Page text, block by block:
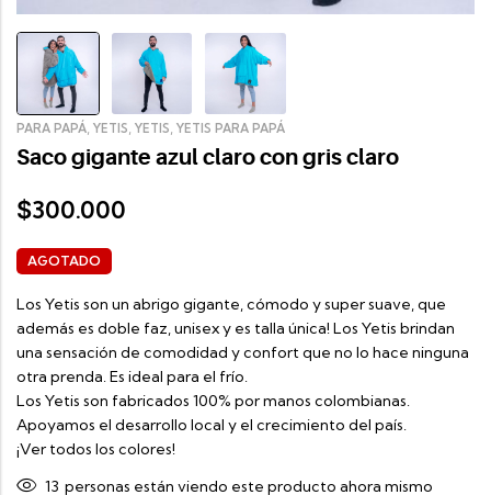
PARA PAPÁ, YETIS, YETIS, YETIS PARA PAPÁ
Saco gigante azul claro con gris claro
$300.000
AGOTADO
Los Yetis son un abrigo gigante, cómodo y super suave, que
además es doble faz, unisex y es talla única! Los Yetis brindan
una sensación de comodidad y confort que no lo hace ninguna
otra prenda. Es ideal para el frío.
Los Yetis son fabricados 100% por manos colombianas.
Apoyamos el desarrollo local y el crecimiento del país.
¡Ver todos los colores!
13 personas están viendo este producto ahora mismo